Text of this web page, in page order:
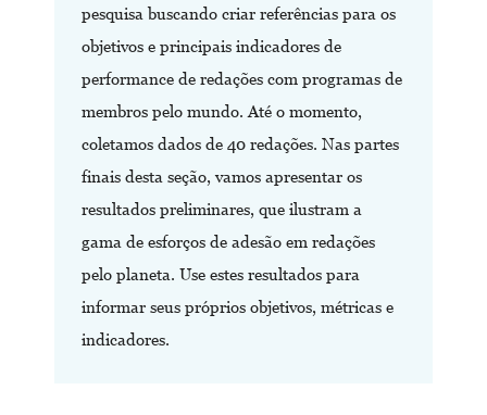
pesquisa buscando criar referências para os
objetivos e principais indicadores de
performance de redações com programas de
membros pelo mundo. Até o momento,
coletamos dados de 40 redações. Nas partes
finais desta seção, vamos apresentar os
resultados preliminares, que ilustram a
gama de esforços de adesão em redações
pelo planeta. Use estes resultados para
informar seus próprios objetivos, métricas e
indicadores.